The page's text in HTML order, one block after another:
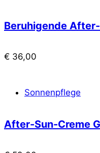
Beruhigende
€ 36,00
Sonnenpflege
After-Sun-Creme